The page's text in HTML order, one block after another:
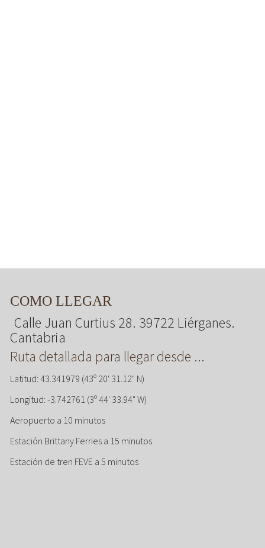
COMO LLEGAR
Calle Juan Curtius 28. 39722 Liérganes.
Cantabria
Ruta detallada para llegar desde ...
Latitud: 43.341979 (43º 20' 31.12" N)
Longitud: -3.742761 (3º 44' 33.94" W)
Aeropuerto a 10 minutos
Estación Brittany Ferries a 15 minutos
Estación de tren FEVE a 5 minutos